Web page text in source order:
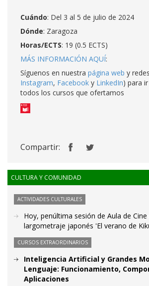
Cuándo: Del 3 al 5 de julio de 2024
Dónde: Zaragoza
Horas/ECTS: 19 (0.5 ECTS)
MÁS INFORMACIÓN AQUÍ:
Síguenos en nuestra página web y
Instagram, Facebook y LinkedIn) para
todos los cursos que ofertamos
Compartir:
CULTURA Y COMUNIDAD
ACTIVIDADES CULTURALES
Hoy, penúltima sesión de Aula de Cine
largometraje japonés 'El verano de
CURSOS EXTRAORDINARIOS
Inteligencia Artificial y Grandes
Lenguaje: Funcionamiento,
Aplicaciones